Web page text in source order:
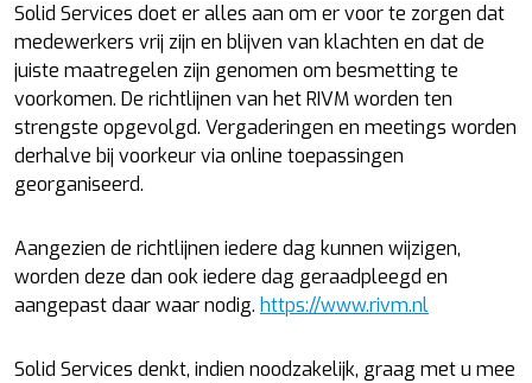
Solid Services doet er alles aan om er voor te zorgen dat
medewerkers vrij zijn en blijven van klachten en dat de
juiste maatregelen zijn genomen om besmetting te
voorkomen. De richtlijnen van het RIVM worden ten
strengste opgevolgd. Vergaderingen en meetings worden
derhalve bij voorkeur via online toepassingen
georganiseerd.
Aangezien de richtlijnen iedere dag kunnen wijzigen,
worden deze dan ook iedere dag geraadpleegd en
aangepast daar waar nodig. https://www.rivm.nl
Solid Services denkt, indien noodzakelijk, graag met u mee